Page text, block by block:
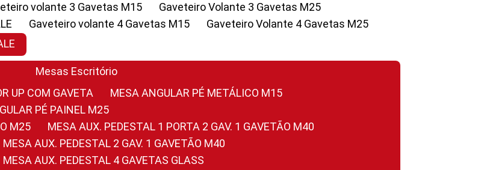
volante 3 Gavetas M15
Gaveteiro Volante 3 Gavetas M25
Gaveteiro volante 4 Gavetas M15
Gaveteiro Volante 4 Gavetas M25
Mesas Escritório
UP COM GAVETA
MESA ANGULAR PÉ METÁLICO M15
PÉ PAINEL M25
M25
MESA AUX. PEDESTAL 1 PORTA 2 GAV. 1 GAVETÃO M40
MESA AUX. PEDESTAL 2 GAV. 1 GAVETÃO M40
MESA AUX. PEDESTAL 4 GAVETAS GLASS